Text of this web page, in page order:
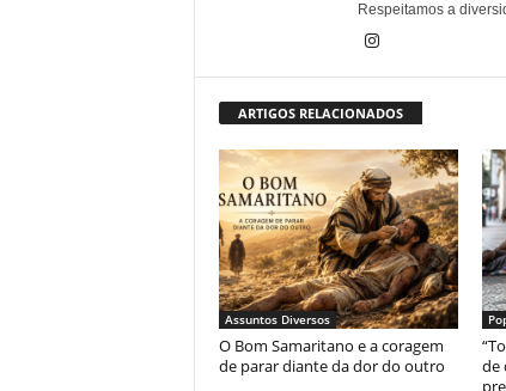
Respeitamos a
ARTIGOS RELACIONADOS
Assuntos Diversos
O Bom Samaritano e a coragem
de parar diante da dor do outro
de